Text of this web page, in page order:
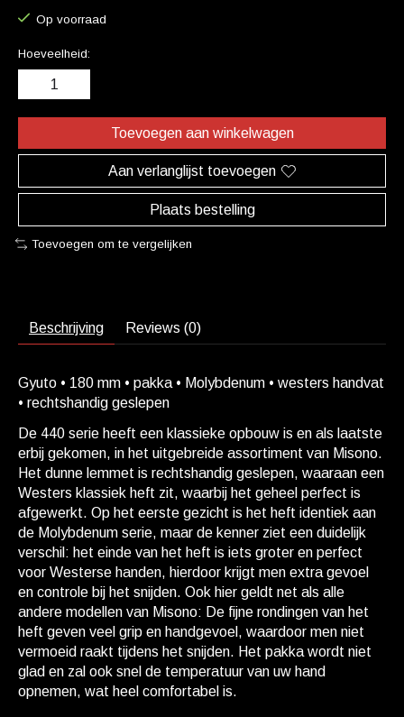
Op voorraad
Hoeveelheid:
Toevoegen aan winkelwagen
Aan verlanglijst toevoegen
Plaats bestelling
Toevoegen om te vergelijken
Beschrijving Reviews (0)
Gyuto • 180 mm • pakka • Molybdenum • westers handvat
• rechtshandig geslepen
De 440 serie heeft een klassieke opbouw is en als laatste
erbij gekomen, in het uitgebreide assortiment van Misono.
Het dunne lemmet is rechtshandig geslepen, waaraan een
Westers klassiek heft zit, waarbij het geheel perfect is
afgewerkt. Op het eerste gezicht is het heft identiek aan
de Molybdenum serie, maar de kenner ziet een duidelijk
verschil: het einde van het heft is iets groter en perfect
voor Westerse handen, hierdoor krijgt men extra gevoel
en controle bij het snijden. Ook hier geldt net als alle
andere modellen van Misono: De fijne rondingen van het
heft geven veel grip en handgevoel, waardoor men niet
vermoeid raakt tijdens het snijden. Het pakka wordt niet
glad en zal ook snel de temperatuur van uw hand
opnemen, wat heel comfortabel is.